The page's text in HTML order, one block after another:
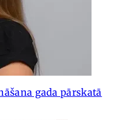
gada pārskatā